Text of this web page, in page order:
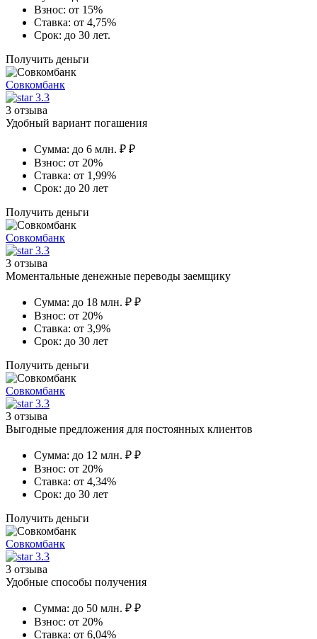
Взнос: от 15%
Ставка: от 4,75%
Срок: до 30 лет.
Получить деньги
Совкомбанк
3.3
3 отзыва
Удобный вариант погашения
Сумма: до 6 млн. ₽ ₽
Взнос: от 20%
Ставка: от 1,99%
Срок: до 20 лет
Получить деньги
Совкомбанк
3.3
3 отзыва
Моментальные денежные переводы заемщику
Сумма: до 18 млн. ₽ ₽
Взнос: от 20%
Ставка: от 3,9%
Срок: до 30 лет
Получить деньги
Совкомбанк
3.3
3 отзыва
Выгодные предложения для постоянных клиентов
Сумма: до 12 млн. ₽ ₽
Взнос: от 20%
Ставка: от 4,34%
Срок: до 30 лет
Получить деньги
Совкомбанк
3.3
3 отзыва
Удобные способы получения
Сумма: до 50 млн. ₽ ₽
Взнос: от 20%
Ставка: от 6,04%